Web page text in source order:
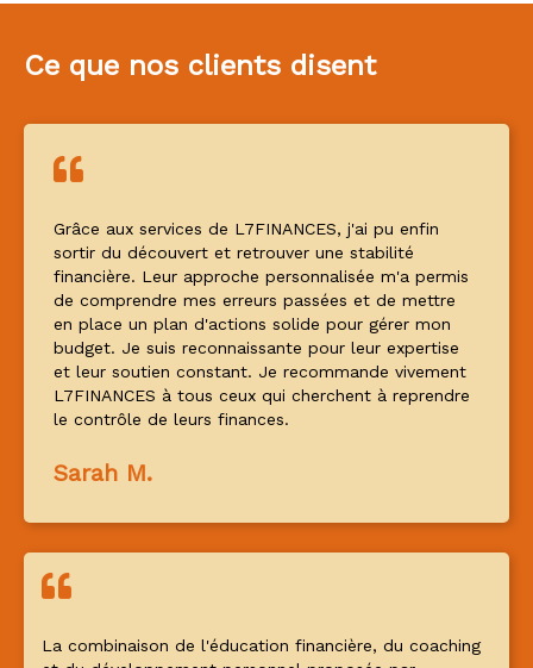
Ce que nos clients disent
Grâce aux services de L7FINANCES, j'ai pu enfin
sortir du découvert et retrouver une stabilité
financière. Leur approche personnalisée m'a permis
de comprendre mes erreurs passées et de mettre
en place un plan d'actions solide pour gérer mon
budget. Je suis reconnaissante pour leur expertise
et leur soutien constant. Je recommande vivement
L7FINANCES à tous ceux qui cherchent à reprendre
le contrôle de leurs finances.
Sarah M.
La combinaison de l'éducation financière, du coaching